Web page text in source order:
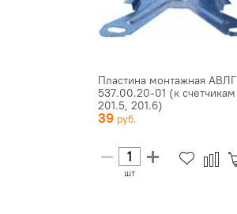
Пластина монтажная АВЛГ
537.00.20-01 (к счетчикам
201.5, 201.6)
39
шт